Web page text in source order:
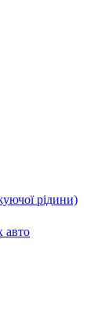
рідини)
авто